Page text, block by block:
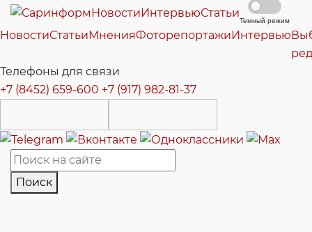
НовостиИнтервьюСтатьи
Темный режим
НовостиСтатьиМненияФоторепортажиИнтервью
Телефоны для связи
+7 (8452) 659-600 +7 (917) 982-81-37
Поиск